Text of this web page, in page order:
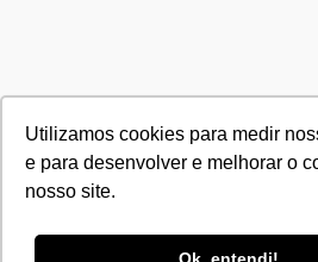
Utilizamos cookies para medir
e para desenvolver e melhorar o
nosso site.